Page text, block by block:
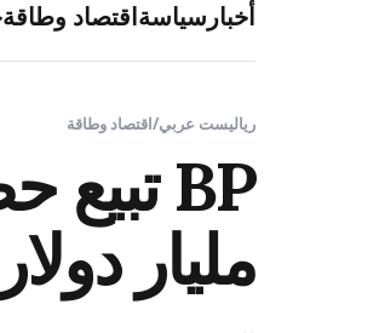
أخبار سياسةاقتصاد وطاقة
رياليست عربي/اقتصاد وطاقة
مليار